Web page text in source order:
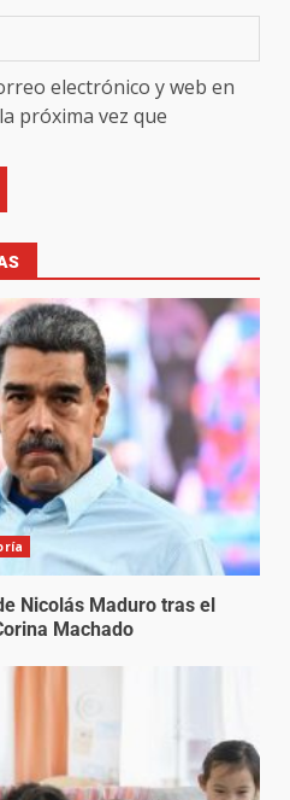
electrónico y web en
próxima vez que
Nicolás Maduro tras el
Machado